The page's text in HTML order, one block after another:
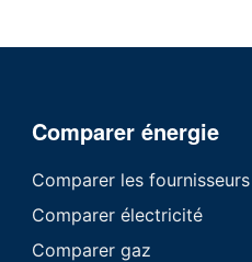
Comparer énergie
Comparer les
Comparer électricité
Comparer gaz